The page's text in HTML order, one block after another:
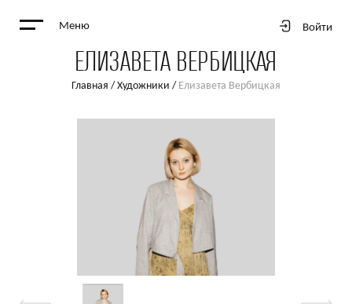
Меню Войти
ЕЛИЗАВЕТА ВЕРБИЦКАЯ
Главная / Художники / Елизавета Вербицкая